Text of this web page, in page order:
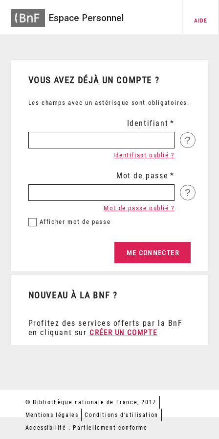
Espace Personnel AIDE
VOUS AVEZ DÉJÀ UN COMPTE ?
Les champs avec un astérisque sont obligatoires.
Identifiant
?
Identifiant oublié ?
Mot de passe
?
Afficher mot de passe
Mot de passe oublié ?
NOUVEAU À LA BNF ?
Profitez des services offerts par la BnF
en cliquant sur CRÉER UN COMPTE
© Bibliothèque nationale de France, 2017
Mentions légales
Conditions d'utilisation
Accessibilité : Partiellement conforme